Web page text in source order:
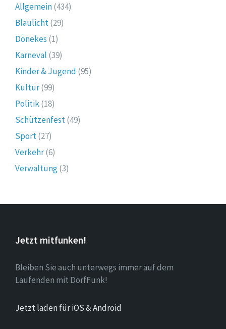
Allgemein(434)
Blaulicht(29)
Dönekes (1)
Karneval (39)
Kinder & Jugend (95)
Kultur(99)
Politik(18)
Schützenfest(49)
Sport(27)
Verkehr(6)
Verwaltung(3)
Jetzt mitfunken!
Bleiben Sie auch unterwegs immer auf dem
Laufenden mit DorfFunk!
Jetzt laden für iOS & Android